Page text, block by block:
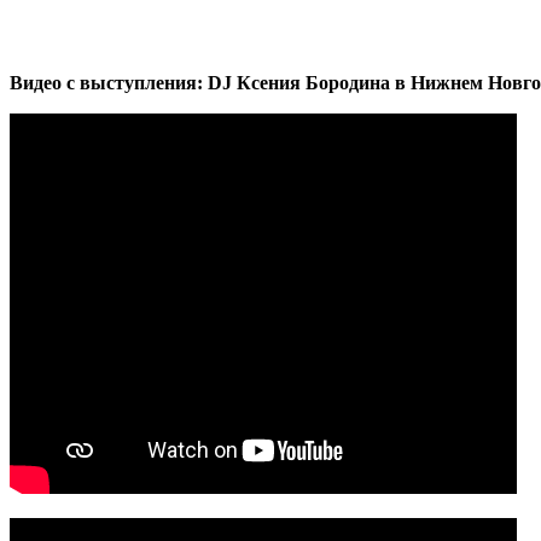
Видео с выступления: DJ Ксения Бородина в Нижнем